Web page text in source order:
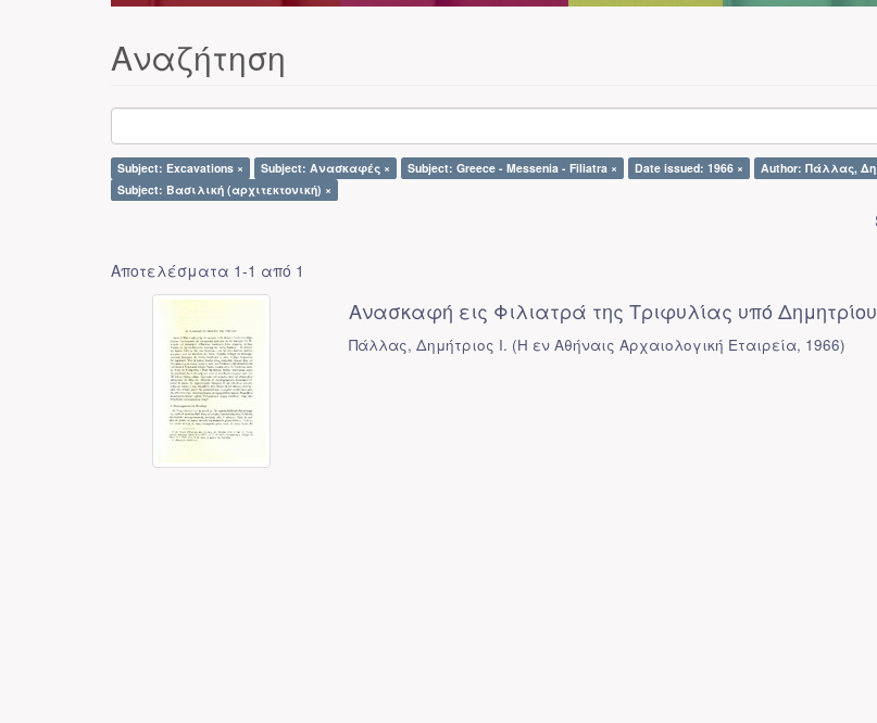
Αναζήτηση
Subject: Excavations × Subject: Ανασκαφές × Subject: Greece - Messenia - Filiatra × Date issued: 1966 ×
Author: Πάλλας,
Subject: Βασιλική (αρχιτεκτονική) ×
Αποτελέσματα 1-1 από 1
Ανασκαφή εις Φιλιατρά της Τριφυλίας υπό
Πάλλας, Δημήτριος Ι. (Η εν Αθήναις Αρχαιολογική Εταιρεία, 1966)